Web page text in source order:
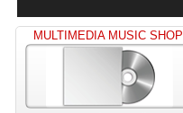
MULTIMEDIA MUSIC SHOP